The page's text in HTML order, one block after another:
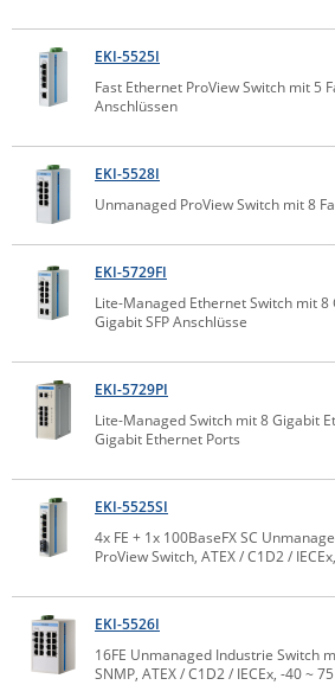
Legrand
LigoWave
Moxa
Netio
Panorama Antennas
PatchSee
Power Kingdom
Poynting
Raritan
Riello UPS
Siretta
SIRIO Antenne
Tactical Software
TEKTELIC
EKI-5525I
Fast Ethernet ProView Switch mit 5
Anschlüssen
EKI-5528I
Unmanaged ProView Switch mit 8
EKI-5729FI
Lite-Managed Ethernet Switch mit
Gigabit SFP Anschlüsse
EKI-5729PI
Lite-Managed Switch mit 8 Gigabit
Gigabit Ethernet Ports
EKI-5525SI
4x FE + 1x 100BaseFX SC
ProView Switch, ATEX / C1D2 /
EKI-5526I
16FE Unmanaged Industrie Switch
SNMP, ATEX / C1D2 / IECEx, -40 ~ 75